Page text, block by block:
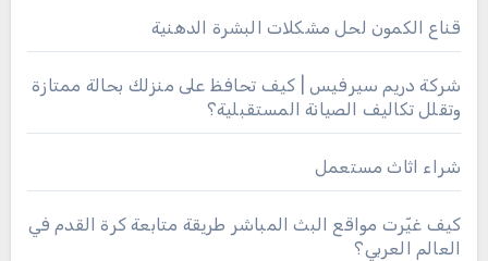
قناع الكمون لحل مشكلات البشرة الدهنية
شركة دريم سيرفيس | كيف تحافظ على منزلك بحالة ممتازة
وتقلل تكاليف الصيانة المستقبلية؟
شراء اثاث مستعمل
كيف غيّرت مواقع البث المباشر طريقة متابعة كرة القدم في
العالم العربي؟